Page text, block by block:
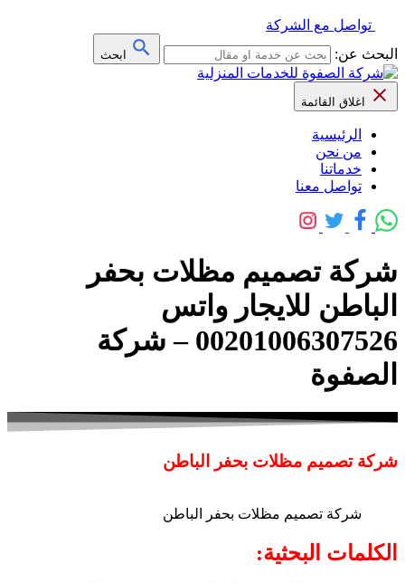
تواصل مع الشركة
البحث عن:
ابحث
اغلاق القائمة
الرئيسية
من نحن
خدماتنا
تواصل معنا
شركة تصميم مظلات بحفر
الباطن للايجار واتس
00201006307526 – شركة
الصفوة
شركة تصميم مظلات بحفر الباطن
شركة تصميم مظلات بحفر الباطن
الكلمات البحثية: